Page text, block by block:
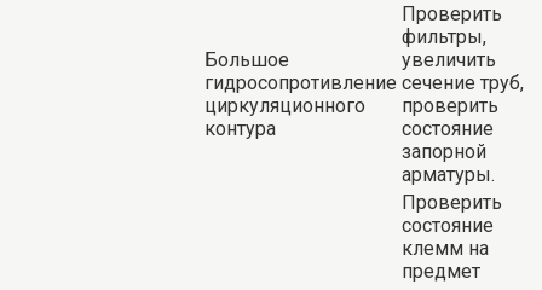
Большое
гидросопротивление
циркуляционного
контура
Проверить
фильтры,
увеличить
сечение труб,
проверить
состояние
запорной
арматуры.
Проверить
состояние
клемм на
предмет